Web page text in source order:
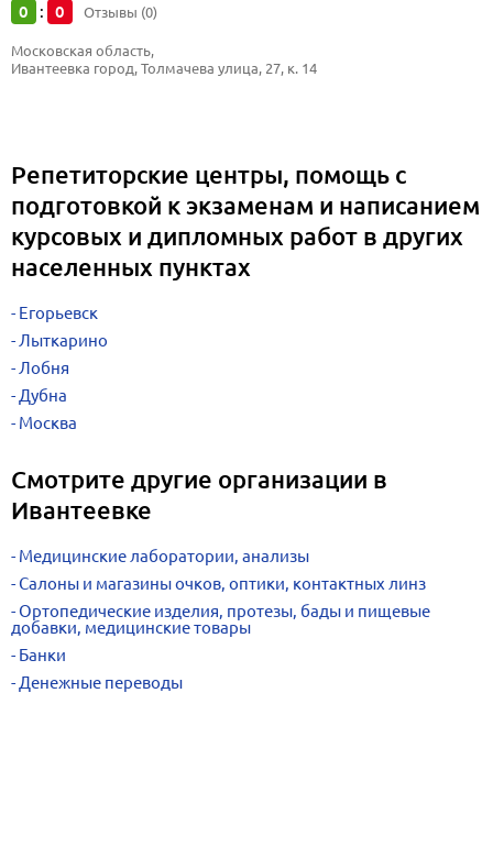
0 : 0 Отзывы (0)
Московская область,
Ивантеевка город, Толмачева улица, 27, к. 14
Репетиторские центры, помощь с
подготовкой к экзаменам и написанием
курсовых и дипломных работ в других
населенных пунктах
Егорьевск
Лыткарино
Лобня
Дубна
Москва
Смотрите другие организации в
Ивантеевке
Медицинские лаборатории, анализы
Салоны и магазины очков, оптики, контактных линз
Ортопедические изделия, протезы, бады и пищевые
добавки, медицинские товары
Банки
Денежные переводы